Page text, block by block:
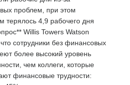
проблем, при этом
терялось 4,9 рабочего дня
Willis Towers Watson
сотрудники без финансовых
более высокий уровень
чем коллеги, которые
финансовые трудности: